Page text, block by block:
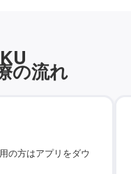
の流れ
の方はアプリをダウ